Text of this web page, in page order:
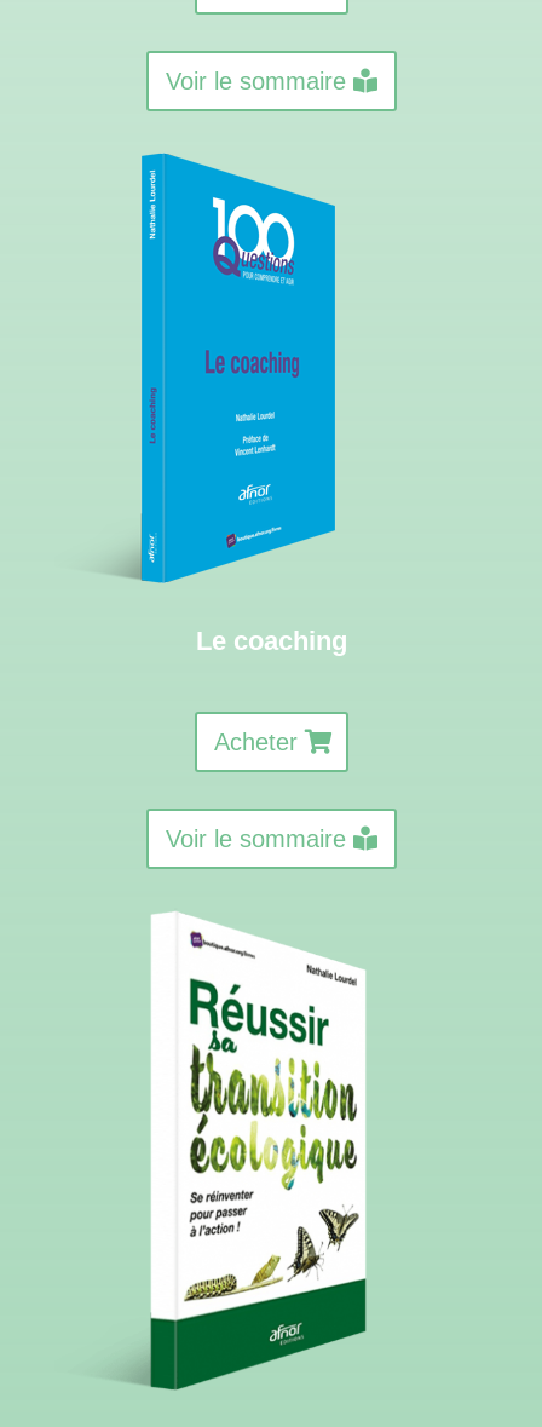
Voir le sommaire
Le coaching
Acheter
Voir le sommaire